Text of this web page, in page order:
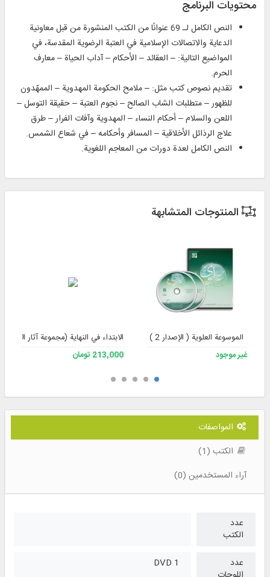
محتويات البرنامج
النص الكامل لـ 69 عنوانًا من الكتب المنشورة من قبل معاونية
الدعاية والاتصالات الإسلامية في العتبة الرضوية المقدسة، في
المواضيع التالية: – العقائد – الأحكام – آداب الحياة – معارف
الحرم.
تقديم نصوص كتب مثل: – ملامح الحكومة المهدوية – الممهّدون
للظهور – متطلبات الشاب الصالح – نجوم العتبة – حقيقة التوسل –
اللعن والسلام – أحكام النساء – المهدوية وآفات الفرار – طرق
علاج الرذائل الأخلاقية – المسافر وأحكامه – في شعاع الشمس.
النص الكامل لعدة دورات من المعاجم اللغوية.
المنتوجات المتشابهة
الموسوعة العلوية ( الإصدار 2 )
غير موجود
الابتداء في النهاية (مجموعة آثار
213,000 تومان
المواصفات
الكتب (1)
آراء المستخدمين (0)
عدد
الكتب
عدد
1 DVD